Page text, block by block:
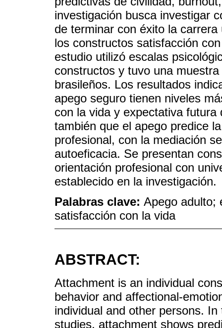
investigación busca investigar
de terminar con éxito la
los constructos satisfacción
estudio utilizó escalas
constructos y tuvo una
brasileños. Los resultados
apego seguro tienen niveles
con la vida y expectativa
también que el apego predice
profesional, con la mediación
autoeficacia. Se presentan
orientación profesional con
establecido en la investigación.
Palabras clave: Apego adulto;
satisfacción con la vida
ABSTRACT:
Attachment is an individual
behavior and affectional-
individual and other persons.
studies, attachment shows